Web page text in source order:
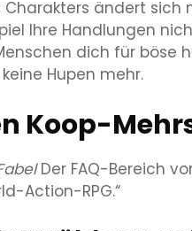
Charakters ändert
Ihre Handlungen
dich für böse
Hupen mehr.
Koop-
Der FAQ-Bereich
Action-RPG.“